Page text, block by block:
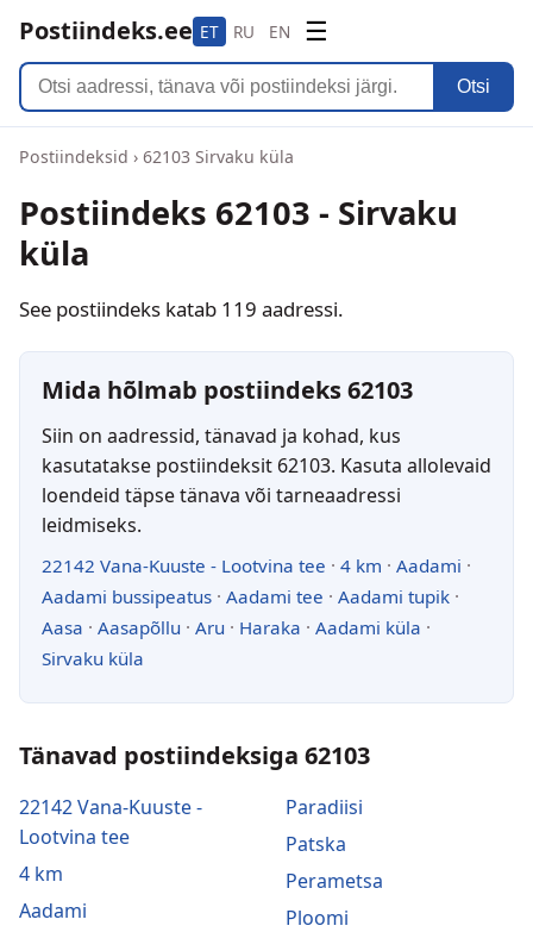
Postiindeks.ee ET RU EN ☰
Otsi
Postiindeksid › 62103 Sirvaku küla
Postiindeks 62103 - Sirvaku
küla
See postiindeks katab 119 aadressi.
Mida hõlmab postiindeks 62103
Siin on aadressid, tänavad ja kohad, kus
kasutatakse postiindeksit 62103. Kasuta allolevaid
loendeid täpse tänava või tarneaadressi
leidmiseks.
22142 Vana-Kuuste - Lootvina tee · 4 km · Aadami ·
Aadami bussipeatus · Aadami tee · Aadami tupik ·
Aasa · Aasapõllu · Aru · Haraka · Aadami küla ·
Sirvaku küla
Tänavad postiindeksiga 62103
22142 Vana-Kuuste -
Lootvina tee
4 km
Aadami
Paradiisi
Patska
Perametsa
Ploomi